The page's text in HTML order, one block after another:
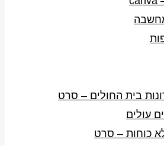
בית החולים – סרט
עולים
כוחות – סרט